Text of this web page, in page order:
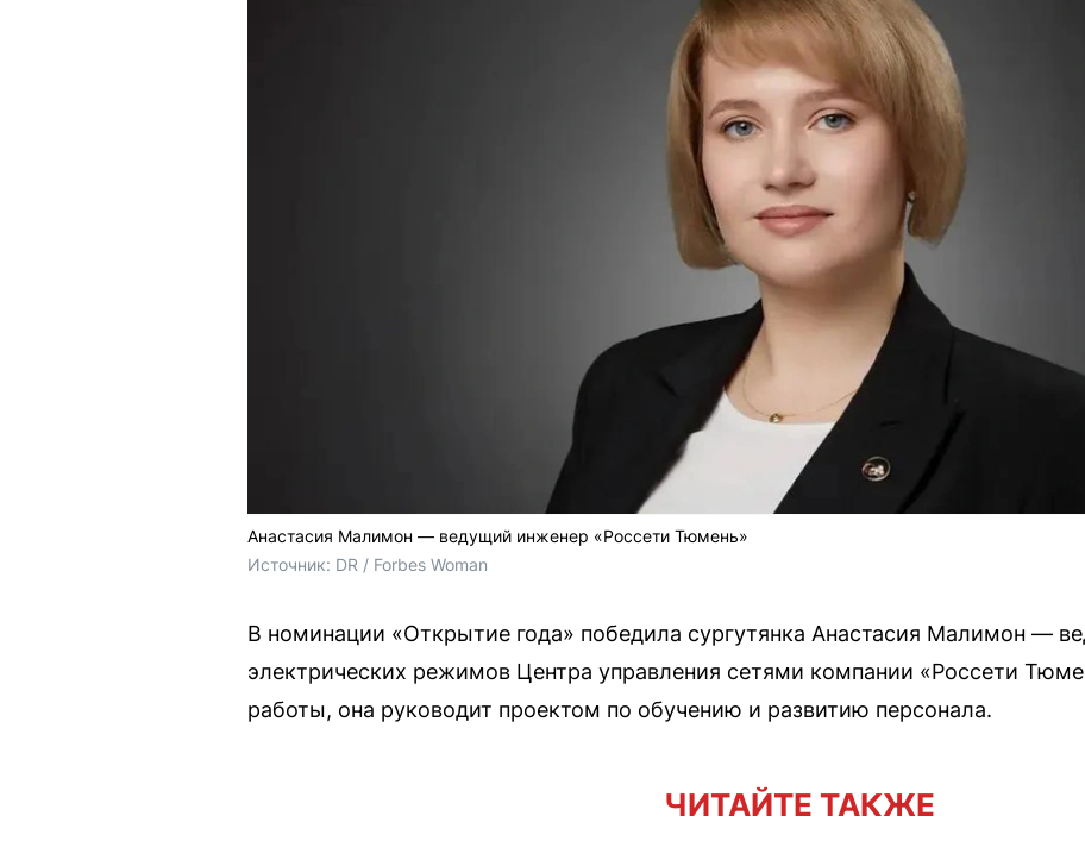
Анастасия Малимон — ведущий инженер «Россети Тюмень»
Источник: DR / Forbes Woman
В номинации «Открытие года» победила сургутянка Анастасия Малимон —
электрических режимов Центра управления сетями компании «Россети
работы, она руководит проектом по обучению и развитию персонала.
ЧИТАЙТЕ ТАКЖЕ